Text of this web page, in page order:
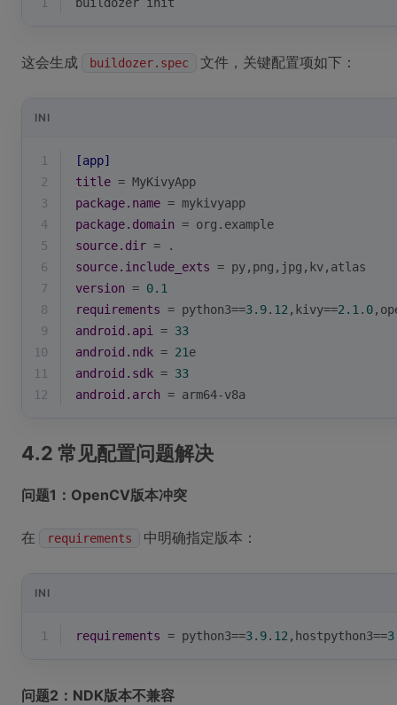
这会生成 buildozer.spec 文件，关键配置项如下：
INI
1
[app]
2
title = MyKivyApp
3
package.name = mykivyapp
4
package.domain = org.example
5
source.dir = .
6
source.include_exts = py,png,jpg,kv,atlas
7
version = 0.1
8
requirements = python3==3.9. 12 ,kivy==2.1 . 0
9
android.api = 33
10
android.ndk = 21e
11
android.sdk = 33
12
android.arch = arm64-v8a
4.2 常见配置问题解决
问题1：OpenCV版本冲突
在 requirements 中明确指定版本：
INI
1 requirements = python3==3.9. 12 ,hostpython3==
问题2：NDK版本不兼容